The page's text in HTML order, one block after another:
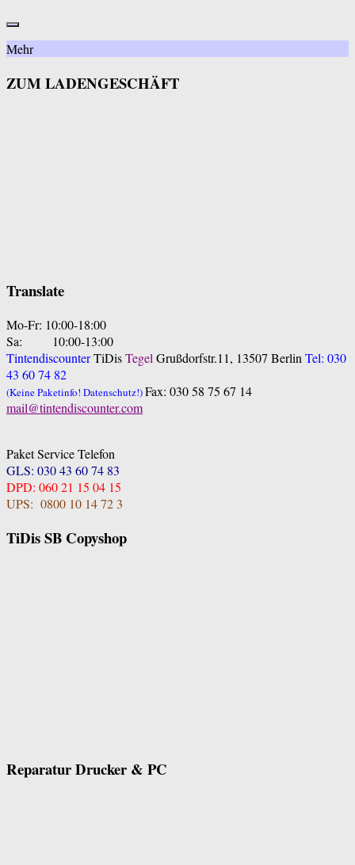
Mehr
ZUM LADENGESCHÄFT
Translate
Mo-Fr: 10:00-18:00
Sa: 10:00-13:00
TintendiscounterTiDisTegel Grußdorfstr.11, 13507 Berlin Tel: 030
43 60 74 82
(Keine Paketinfo! Datenschutz!)Fax: 030 58 75 67 14
mail@tintendiscounter.com
Paket Service Telefon
GLS: 030 43 60 74 83
DPD: 060 21 15 04 15
UPS: 0800 10 14 72 3
TiDis SB Copyshop
Reparatur Drucker & PC